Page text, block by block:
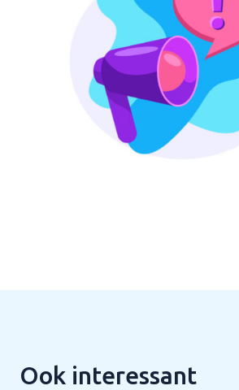
Ook interessant